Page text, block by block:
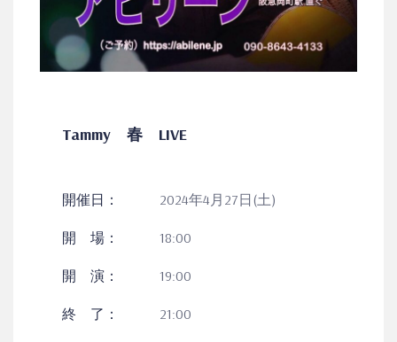
Tammy 春 LIVE
開催日： 2024年4月27日(土)
開 場： 18:00
開 演： 19:00
終 了： 21:00